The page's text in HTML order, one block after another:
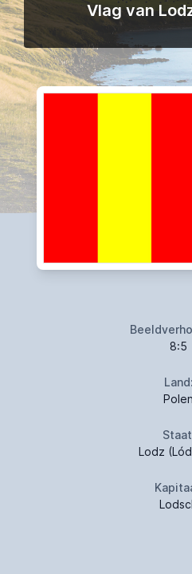
Vlag van
8:5
Land:
Polen
Lodz